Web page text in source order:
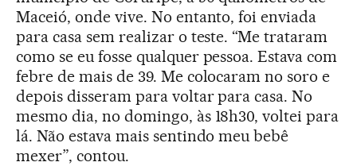
Maceió, onde vive. No entanto, foi enviada
para casa sem realizar o teste. “Me trataram
como se eu fosse qualquer pessoa. Estava com
febre de mais de 39. Me colocaram no soro e
depois disseram para voltar para casa. No
mesmo dia, no domingo, às 18h30, voltei para
lá. Não estava mais sentindo meu bebê
mexer”, contou.